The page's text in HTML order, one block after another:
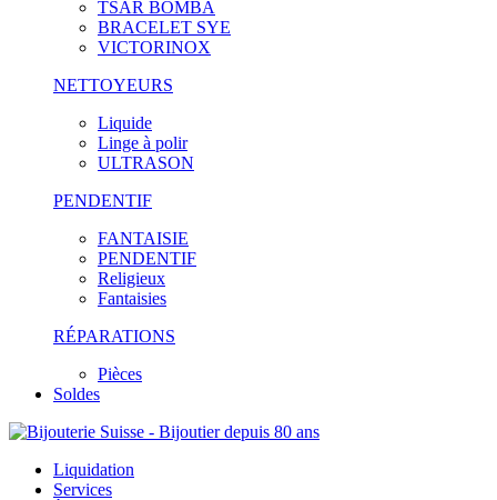
TSAR BOMBA
BRACELET SYE
VICTORINOX
NETTOYEURS
Liquide
Linge à polir
ULTRASON
PENDENTIF
FANTAISIE
PENDENTIF
Religieux
Fantaisies
RÉPARATIONS
Pièces
Soldes
Liquidation
Services